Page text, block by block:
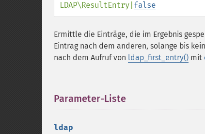
LDAP\ResultEntry false
Ermittle die Einträge, die im Ergebnis
Eintrag nach dem anderen, solange bis
nach dem Aufruf von ldap_first_entry() mit
Parameter-Liste
ldap